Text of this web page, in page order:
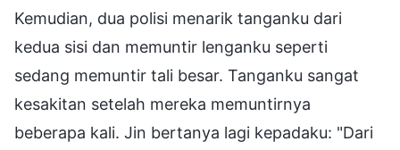
Kemudian, dua polisi menarik tanganku dari
kedua sisi dan memuntir lenganku seperti
sedang memuntir tali besar. Tanganku sangat
kesakitan setelah mereka memuntirnya
beberapa kali. Jin bertanya lagi kepadaku: "Dari